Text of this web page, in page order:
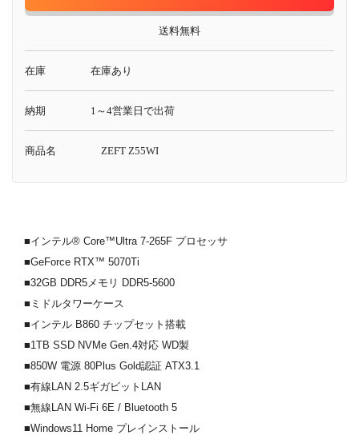
送料無料
在庫 在庫あり
納期 1～4営業日で出荷
商品名 ZEFT Z55WI
■インテル® Core™Ultra 7-265F プロセッサ
■GeForce RTX™ 5070Ti
■32GB DDR5メモリ DDR5-5600
■ミドルタワーケース
■インテル B860 チップセット搭載
■1TB SSD NVMe Gen.4対応 WD製
■850W 電源 80Plus Gold認証 ATX3.1
■有線LAN 2.5ギガビットLAN
■無線LAN Wi-Fi 6E / Bluetooth 5
■Windows11 Home プレインストール